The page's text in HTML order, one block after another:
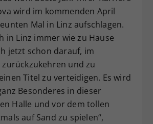
wird im kommenden April
Mal in Linz aufschlagen.
in Linz immer wie zu Hause
jetzt schon darauf, im
zurückzukehren und zu
Titel zu verteidigen. Es wird
Besonderes in dieser
Halle und vor dem tollen
auf Sand zu spielen“,